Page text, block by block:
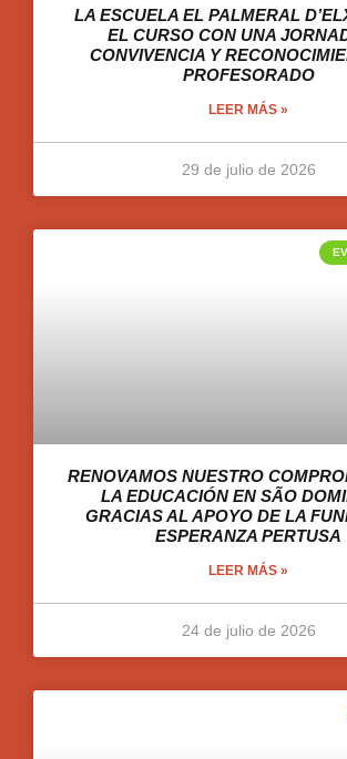
LA ESCUELA EL PALMERAL
EL CURSO CON UNA
CONVIVENCIA Y
PROFESORADO
LEER MÁS »
29 de julio de 2026
RENOVAMOS NUESTRO
LA EDUCACIÓN EN SÃO
GRACIAS AL APOYO DE LA
ESPERANZA PERTUSA
LEER MÁS »
24 de julio de 2026